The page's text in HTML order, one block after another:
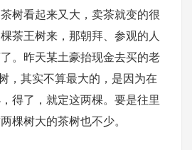
树看起来又大，卖茶就变的很
茶王树来，那朝拜、参观的人
。昨天某土豪抬现金去买的老
，其实不算最大的，是因为在
得了，就定这两棵。要是往里
棵树大的茶树也不少。